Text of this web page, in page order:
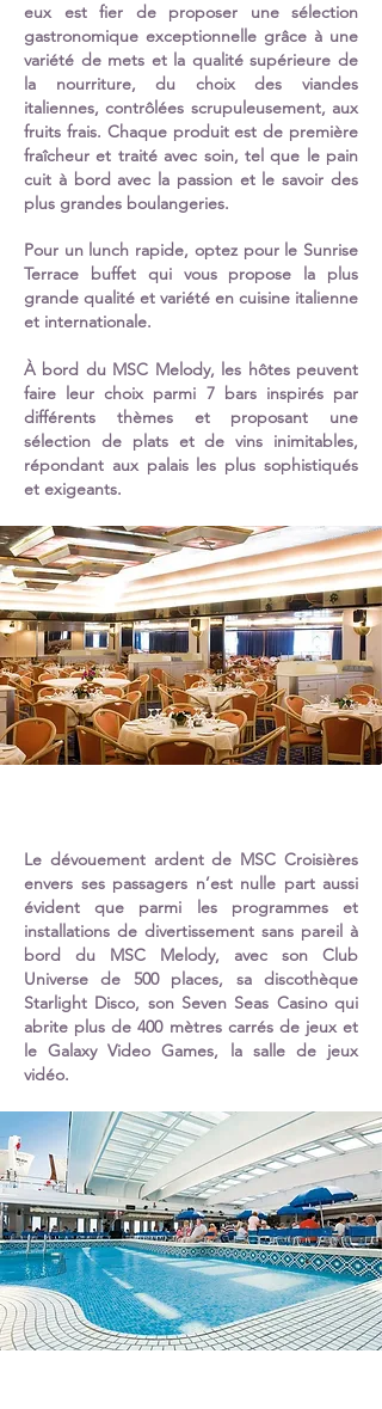
eux est fier de proposer une sélection
gastronomique exceptionnelle grâce à une
variété de mets et la qualité supérieure de
la nourriture, du choix des viandes
italiennes, contrôlées scrupuleusement, aux
fruits frais. Chaque produit est de première
fraîcheur et traité avec soin, tel que le pain
cuit à bord avec la passion et le savoir des
plus grandes boulangeries.
Pour un lunch rapide, optez pour le Sunrise
Terrace buffet qui vous propose la plus
grande qualité et variété en cuisine italienne
et internationale.
À bord du MSC Melody, les hôtes peuvent
faire leur choix parmi 7 bars inspirés par
différents thèmes et proposant une
sélection de plats et de vins inimitables,
répondant aux palais les plus sophistiqués
et exigeants.
Le dévouement ardent de MSC Croisières
envers ses passagers n’est nulle part aussi
évident que parmi les programmes et
installations de divertissement sans pareil à
bord du MSC Melody, avec son Club
Universe de 500 places, sa discothèque
Starlight Disco, son Seven Seas Casino qui
abrite plus de 400 mètres carrés de jeux et
le Galaxy Video Games, la salle de jeux
vidéo.
Cabine intérieure